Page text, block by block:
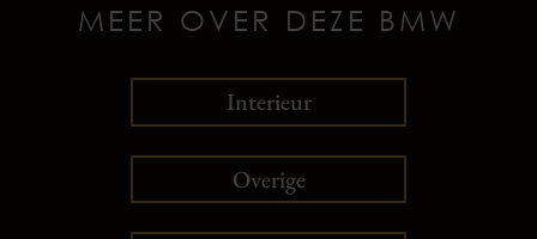
MEER OVER DEZE BMW
Interieur
Overige